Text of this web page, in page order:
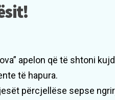
apelon që të shtoni
të hapura.
përcjellëse sepse